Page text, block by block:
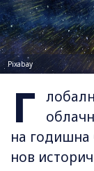
Pixabay
Г
на годишна
нов